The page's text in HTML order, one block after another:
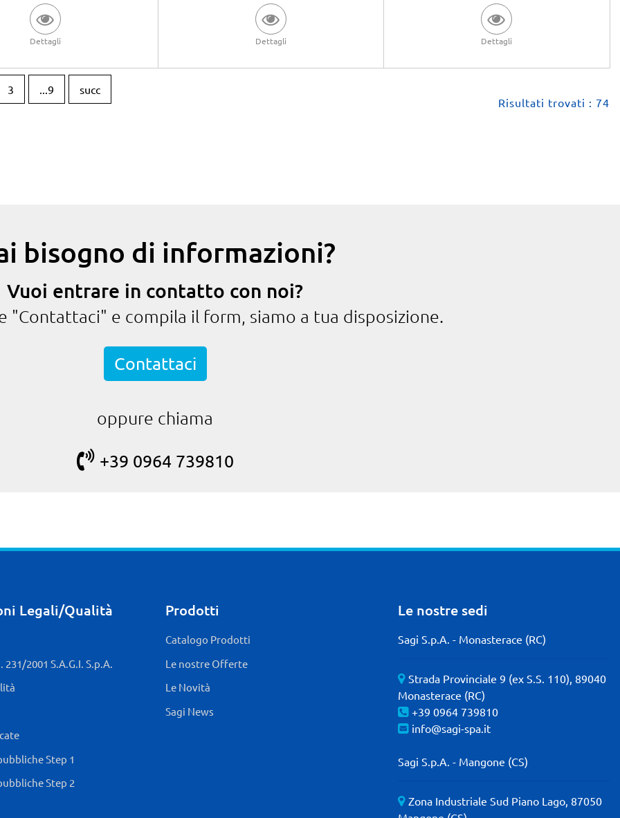
Dettagli Dettagli Dettagli
Risultati trovati : 74
3 ...9 succ
bisogno di informazioni?
Vuoi entrare in contatto con noi?
"Contattaci" e compila il form, siamo a tua disposizione.
Contattaci
oppure chiama
+39 0964 739810
Legali/Qualità
2001 S.A.G.I. S.p.A.
Step 1
Step 2
Prodotti
Catalogo Prodotti
Le nostre Offerte
Le Novità
Sagi News
Le nostre sedi
Sagi S.p.A. - Monasterace (RC)
Strada Provinciale 9 (ex S.S. 110), 89040
Monasterace (RC)
+39 0964 739810
info@sagi-spa.it
Sagi S.p.A. - Mangone (CS)
Zona Industriale Sud Piano Lago, 87050